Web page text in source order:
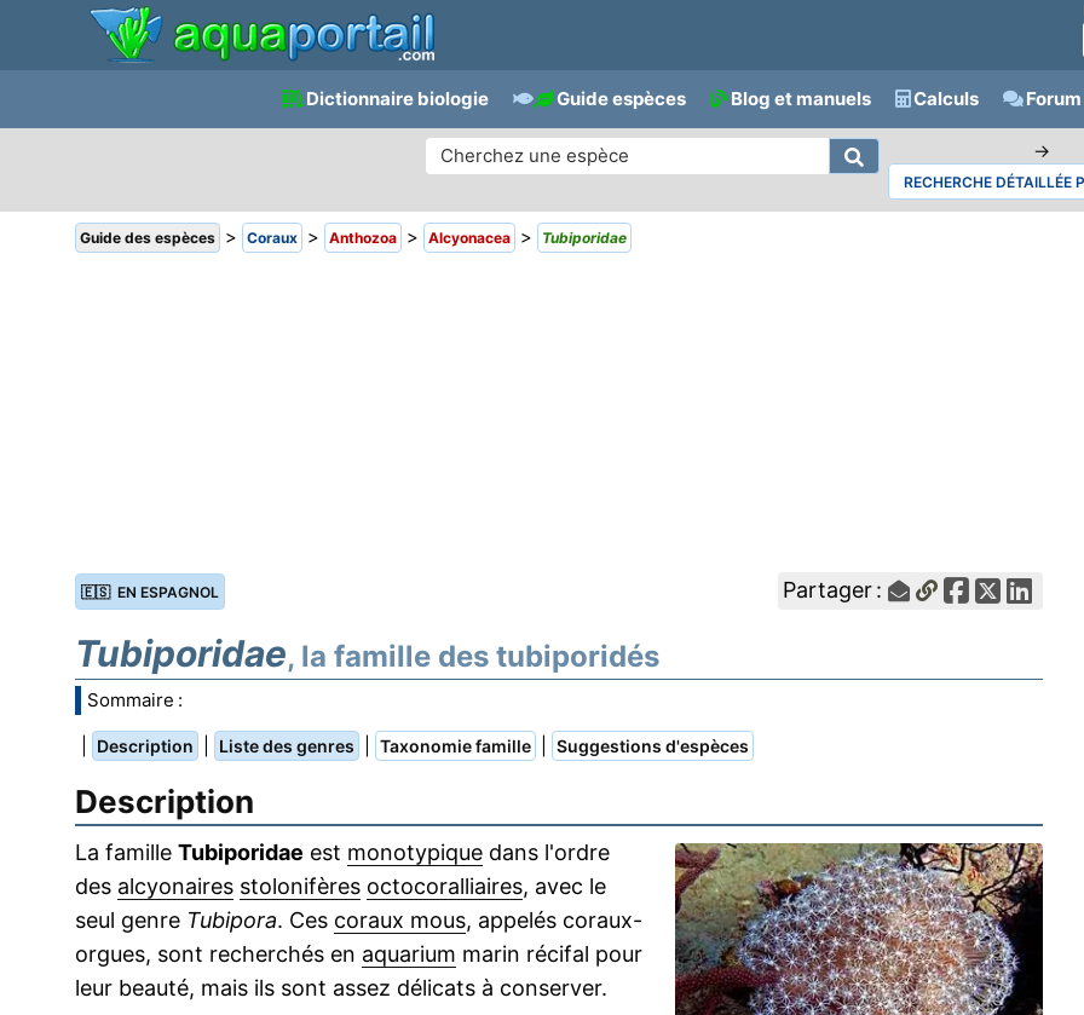
Dictionnaire biologie Guide espèces Blog et manuels Calculs
→
RECHERCHE DÉTAILLÉE
Guide des espèces > Coraux > Anthozoa > Alcyonacea > Tubiporidae
🇪🇸 EN ESPAGNOL Partager :
Tubiporidae, la famille des tubiporidés
Sommaire :
Description Liste des genres Taxonomie famille Suggestions d'espèces
Description
La famille Tubiporidae est monotypique dans l'ordre
des alcyonaires stolonifères octocoralliaires, avec le
seul genre Tubipora. Ces coraux mous, appelés coraux-
orgues, sont recherchés en aquarium marin récifal pour
leur beauté, mais ils sont assez délicats à conserver.